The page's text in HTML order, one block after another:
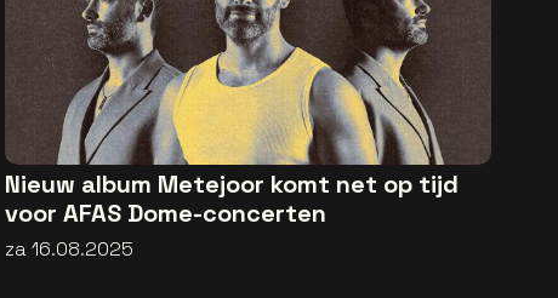
Nieuw album Metejoor komt net op tijd
voor AFAS Dome-concerten
za 16.08.2025